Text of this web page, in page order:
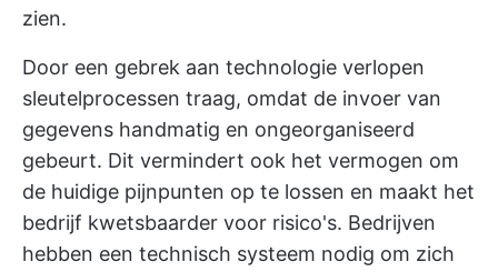
zien.
Door een gebrek aan technologie verlopen
sleutelprocessen traag, omdat de invoer van
gegevens handmatig en ongeorganiseerd
gebeurt. Dit vermindert ook het vermogen om
de huidige pijnpunten op te lossen en maakt het
bedrijf kwetsbaarder voor risico's. Bedrijven
hebben een technisch systeem nodig om zich